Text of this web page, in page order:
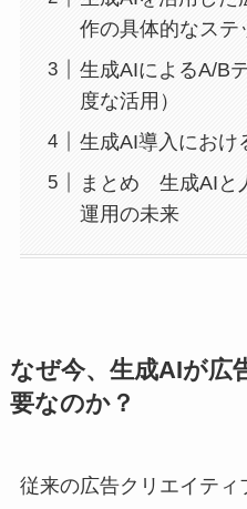
作の具体的なステ
生成AIによるA/B
度な活用）
生成AI導入におけ
まとめ 生成AIと
運用の未来
なぜ今、生成AIが広
要なのか？
従来の広告クリエイテ